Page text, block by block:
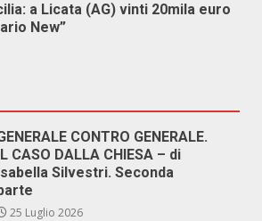
a Licata (AG) vinti 20mila euro
New”
CONTRO GENERALE.
CASO DALLA CHIESA – di
Silvestri. Seconda
25 Luglio 2026